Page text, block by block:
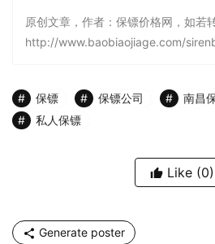
原创文章，作者：保镖价格网，如若
http://www.baobiaojiage.com/
保镖 保镖公司
南昌
私人保镖
Like (0)
Generate poster